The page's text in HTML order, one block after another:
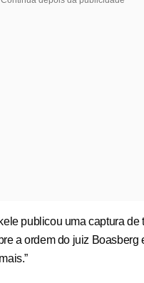
publicou uma captura de
a ordem do juiz Boasberg